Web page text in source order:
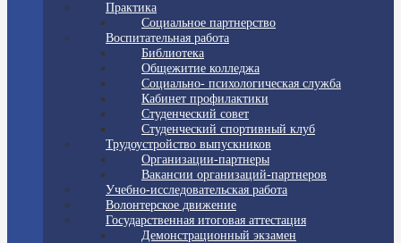
Практика
Социальное партнерство
Воспитательная работа
Библиотека
Общежитие колледжа
Социально- психологическая служба
Кабинет профилактики
Студенческий совет
Студенческий спортивный клуб
Трудоустройство выпускников
Организации-партнеры
Вакансии организаций-партнеров
Учебно-исследовательская работа
Волонтерское движение
Государственная итоговая аттестация
Демонстрационный экзамен